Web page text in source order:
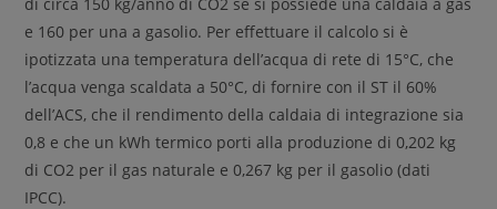
e 160 per una a gasolio. Per effettuare il calcolo si è
ipotizzata una temperatura dell’acqua di rete di 15°C, che
l’acqua venga scaldata a 50°C, di fornire con il ST il 60%
dell’ACS, che il rendimento della caldaia di integrazione sia
0,8 e che un kWh termico porti alla produzione di 0,202 kg
di CO2 per il gas naturale e 0,267 kg per il gasolio (dati
IPCC).